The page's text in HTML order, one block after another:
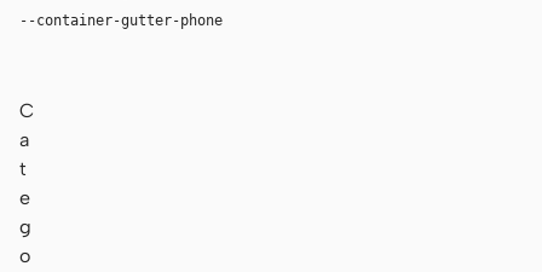
--container-gutter-phone
C
a
t
e
g
o